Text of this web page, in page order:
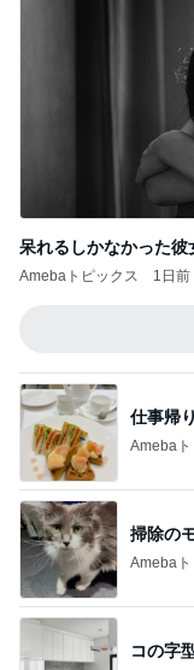
呆れるしかなかった彼
Amebaトピックス 1日前
仕事帰
Ameba
掃除の
Ameba
コの字